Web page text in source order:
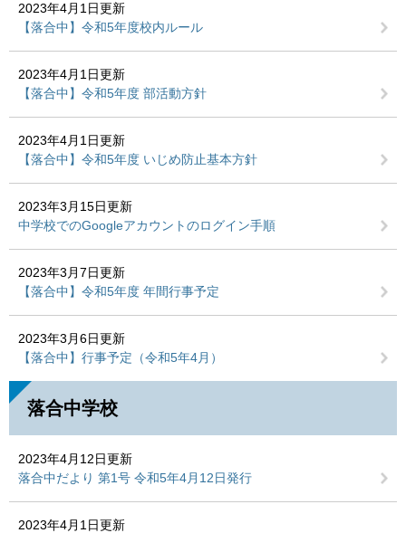
2023年4月1日更新
【落合中】令和5年度校内ルール
2023年4月1日更新
【落合中】令和5年度 部活動方針
2023年4月1日更新
【落合中】令和5年度 いじめ防止基本方針
2023年3月15日更新
中学校でのGoogleアカウントのログイン手順
2023年3月7日更新
【落合中】令和5年度 年間行事予定
2023年3月6日更新
【落合中】行事予定（令和5年4月）
落合中学校
2023年4月12日更新
落合中だより 第1号 令和5年4月12日発行
2023年4月1日更新